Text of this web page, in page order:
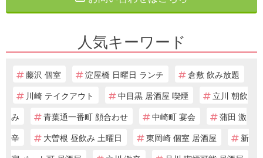
人気キーワード
藤沢 個室 淀屋橋 日曜日 ランチ
倉敷 飲み放題
川崎 テイクアウト
中目黒 居酒屋 喫煙
立川 朝飲
み
青葉通一番町 顔合わせ 中崎町 宴会
蒲田 激
辛
大曽根 昼飲み 土曜日 東岡崎 個室 居酒屋
新